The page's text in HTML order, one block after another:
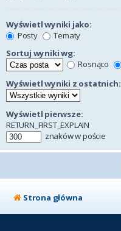
Wyświetl wyniki jako:
Posty
Tematy
Sortuj wyniki wg:
Rosnąco
Wyświetl wyniki z ostatnich:
Wyświetl pierwsze:
RETURN_FIRST_EXPLAIN
znaków w poście
Strona główna